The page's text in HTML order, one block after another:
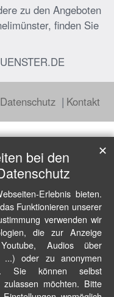
zu den Angeboten
finden Sie
Datenschutz Kontakt
bei den
Erlebnis bieten.
Funktionieren unserer
verwenden wir
die zur Anzeige
Audios über
...) oder zu anonymen
Sie können selbst
möchten. Bitte
✕